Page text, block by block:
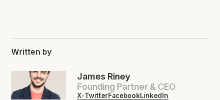
Written by
James Riney
Founding Partner & CEO
X-TwitterFacebookLinkedIn